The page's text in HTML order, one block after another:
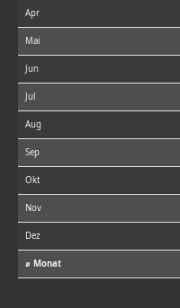
Apr
Mai
Jun
Jul
Aug
Sep
Okt
Nov
Dez
⌀ Monat